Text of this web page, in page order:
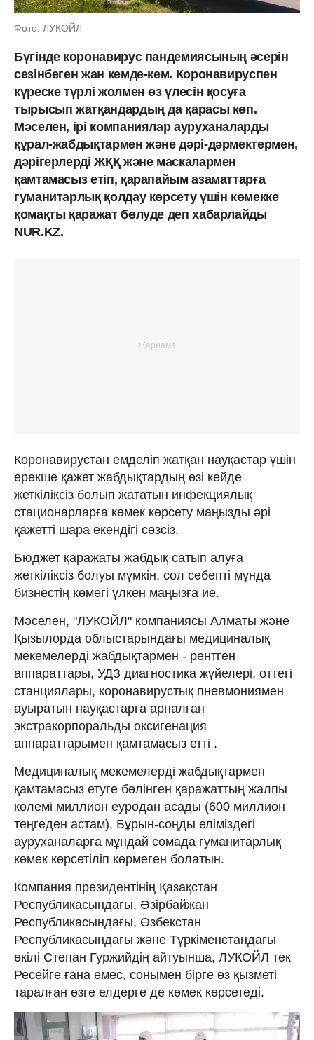
Фото: ЛУКОЙЛ
Бүгінде коронавирус пандемиясының әсерін
сезінбеген жан кемде-кем. Коронавируспен
күреске түрлі жолмен өз үлесін қосуға
тырысып жатқандардың да қарасы көп.
Мәселен, ірі компаниялар ауруханаларды
құрал-жабдықтармен және дәрі-дәрмектермен,
дәрігерлерді ЖҚҚ және маскалармен
қамтамасыз етіп, қарапайым азаматтарға
гуманитарлық қолдау көрсету үшін көмекке
қомақты қаражат бөлуде деп хабарлайды
NUR.KZ.
Коронавирустан емделіп жатқан науқастар үшін
ерекше қажет жабдықтардың өзі кейде
жеткіліксіз болып жататын инфекциялық
стационарларға көмек көрсету маңызды әрі
қажетті шара екендігі сөзсіз.
Бюджет қаражаты жабдық сатып алуға
жеткіліксіз болуы мүмкін, сол себепті мұнда
бизнестің көмегі үлкен маңызға ие.
Мәселен, "ЛУКОЙЛ" компаниясы Алматы және
Қызылорда облыстарындағы медициналық
мекемелерді жабдықтармен - рентген
аппараттары, УДЗ диагностика жүйелері, оттегі
станциялары, коронавирустық пневмониямен
ауыратын науқастарға арналған
экстракорпоральды оксигенация
аппараттарымен қамтамасыз етті .
Медициналық мекемелерді жабдықтармен
қамтамасыз етуге бөлінген қаражаттың жалпы
көлемі миллион еуродан асады (600 миллион
теңгеден астам). Бұрын-соңды еліміздегі
ауруханаларға мұндай сомада гуманитарлық
көмек көрсетіліп көрмеген болатын.
Компания президентінің Қазақстан
Республикасындағы, Әзірбайжан
Республикасындағы, Өзбекстан
Республикасындағы және Түркіменстандағы
өкілі Степан Гуржийдің айтуынша, ЛУКОЙЛ тек
Ресейге ғана емес, сонымен бірге өз қызметі
таралған өзге елдерге де көмек көрсетеді.